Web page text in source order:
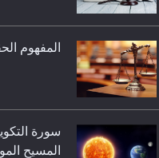
المفهوم
سورة
المسيح